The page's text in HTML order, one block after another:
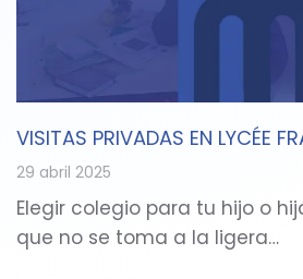
VISITAS PRIVADAS EN LYCÉE
29 abril 2025
Elegir colegio para tu hijo o
que no se toma a la ligera…